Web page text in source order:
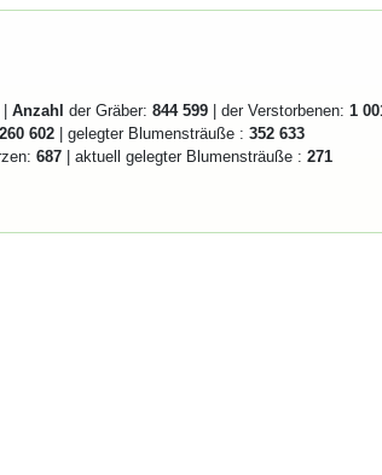
Anzahl der Gräber: 844 599 | der Verstorbenen: 1
602 | gelegter Blumensträuße : 352 633
687 | aktuell gelegter Blumensträuße : 271